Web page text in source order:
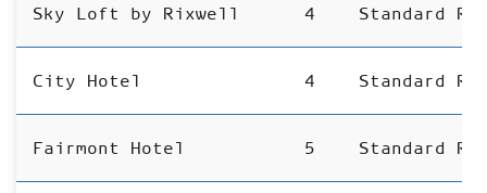
Sky Loft by Rixwell 4 Standard
City Hotel 4 Standard
Fairmont Hotel 5 Standard